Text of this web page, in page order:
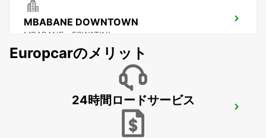
MBABANE DOWNTOWN
MBABANE - ESWATINI
NEWCASTLE - SOUTH AFRICA
Europcarのメリット
24時間ロードサービス